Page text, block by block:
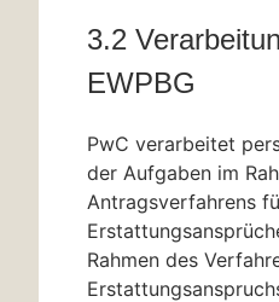
3.2
EWPBG
PwC verarbeitet
der Aufgaben im
Antragsverfahrens
Rahmen des